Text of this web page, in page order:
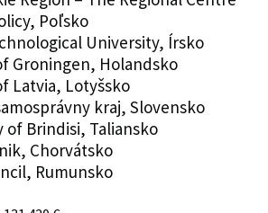
Poľsko
University, Írsko
Groningen, Holandsko
Latvia, Lotyšsko
kraj, Slovensko
of Brindisi, Taliansko
Chorvátsko
Rumunsko